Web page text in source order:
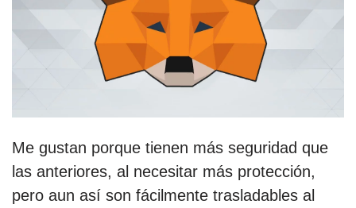
Me gustan porque tienen más seguridad que
las anteriores, al necesitar más protección,
pero aun así son fácilmente trasladables al